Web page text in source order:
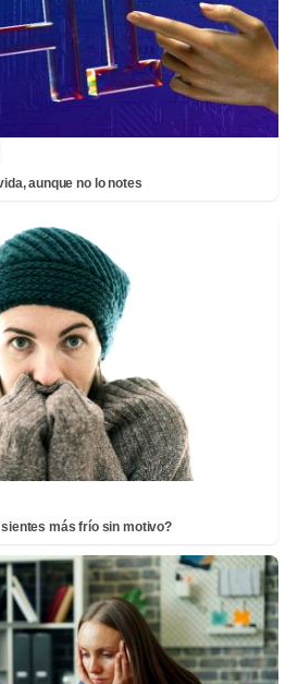
aunque no lo notes
más frío sin motivo?